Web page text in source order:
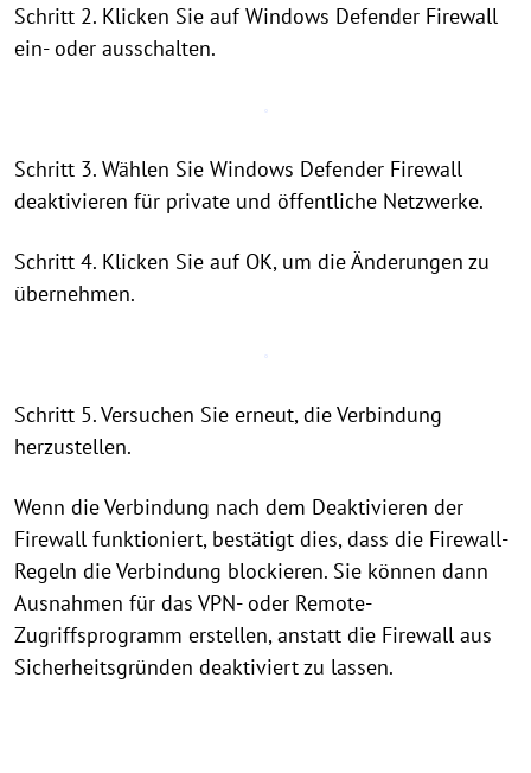
Schritt 2. Klicken Sie auf Windows Defender Firewall
ein- oder ausschalten.
Schritt 3. Wählen Sie Windows Defender Firewall
deaktivieren für private und öffentliche Netzwerke.
Schritt 4. Klicken Sie auf OK, um die Änderungen zu
übernehmen.
Schritt 5. Versuchen Sie erneut, die Verbindung
herzustellen.
Wenn die Verbindung nach dem Deaktivieren der
Firewall funktioniert, bestätigt dies, dass die Firewall-
Regeln die Verbindung blockieren. Sie können dann
Ausnahmen für das VPN- oder Remote-
Zugriffsprogramm erstellen, anstatt die Firewall aus
Sicherheitsgründen deaktiviert zu lassen.